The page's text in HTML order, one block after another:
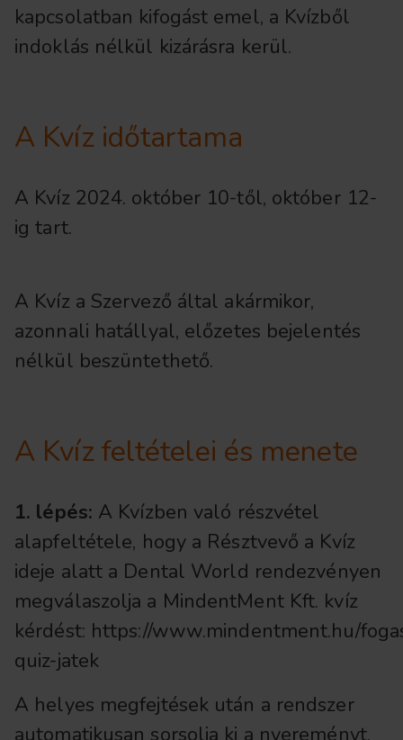
kapcsolatban kifogást emel, a Kvízből
indoklás nélkül kizárásra kerül.
A Kvíz időtartama
A Kvíz 2024. október 10-től, október 12-
ig tart.
A Kvíz a Szervező által akármikor,
azonnali hatállyal, előzetes bejelentés
nélkül beszüntethető.
A Kvíz feltételei és menete
1. lépés: A Kvízben való részvétel
alapfeltétele, hogy a Résztvevő a Kvíz
ideje alatt a Dental World rendezvényen
megválaszolja a MindentMent Kft. kvíz
kérdést: https://www.mindentment.hu/
quiz-jatek
A helyes megfejtések után a rendszer
automatikusan sorsolja ki a nyereményt.